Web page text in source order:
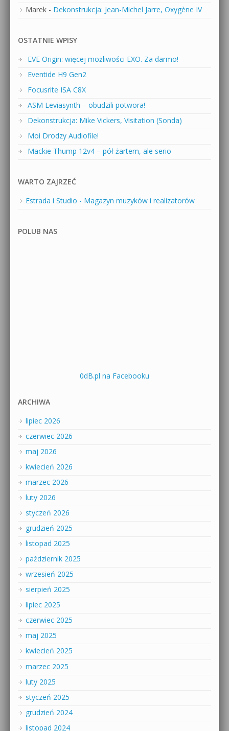
Marek - Dekonstrukcja: Jean-Michel Jarre, Oxygène IV
OSTATNIE WPISY
EVE Origin: więcej możliwości EXO. Za darmo!
Eventide H9 Gen2
Focusrite ISA C8X
ASM Leviasynth – obudzili potwora!
Dekonstrukcja: Mike Vickers, Visitation (Sonda)
Moi Drodzy Audiofile!
Mackie Thump 12v4 – pół żartem, ale serio
WARTO ZAJRZEĆ
Estrada i Studio - Magazyn muzyków i realizatorów
POLUB NAS
0dB.pl na Facebooku
ARCHIWA
lipiec 2026
czerwiec 2026
maj 2026
kwiecień 2026
marzec 2026
luty 2026
styczeń 2026
grudzień 2025
listopad 2025
październik 2025
wrzesień 2025
sierpień 2025
lipiec 2025
czerwiec 2025
maj 2025
kwiecień 2025
marzec 2025
luty 2025
styczeń 2025
grudzień 2024
listopad 2024